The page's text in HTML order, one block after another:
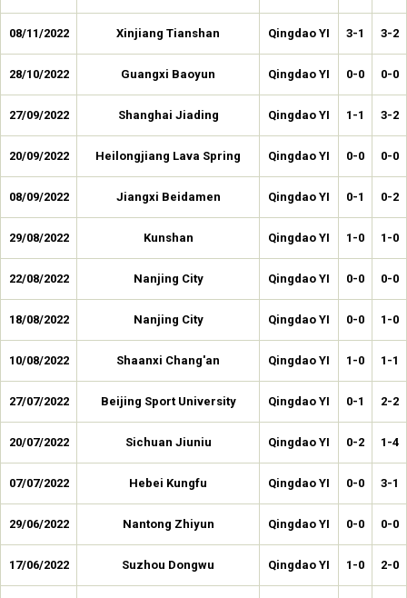
08/11/2022 Xinjiang Tianshan Qingdao YI 3-1 3-2
28/10/2022 Guangxi Baoyun Qingdao YI 0-0 0-0
27/09/2022 Shanghai Jiading Qingdao YI 1-1 3-2
20/09/2022 Heilongjiang Lava Spring Qingdao YI 0-0 0-0
08/09/2022 Jiangxi Beidamen Qingdao YI 0-1 0-2
29/08/2022 Kunshan Qingdao YI 1-0 1-0
22/08/2022 Nanjing City Qingdao YI 0-0 0-0
18/08/2022 Nanjing City Qingdao YI 0-0 1-0
10/08/2022 Shaanxi Chang'an Qingdao YI 1-0 1-1
27/07/2022 Beijing Sport University Qingdao YI 0-1 2-2
20/07/2022 Sichuan Jiuniu Qingdao YI 0-2 1-4
07/07/2022 Hebei Kungfu Qingdao YI 0-0 3-1
29/06/2022 Nantong Zhiyun Qingdao YI 0-0 0-0
17/06/2022 Suzhou Dongwu Qingdao YI 1-0 2-0